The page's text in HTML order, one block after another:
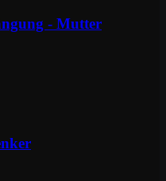
- Mutter